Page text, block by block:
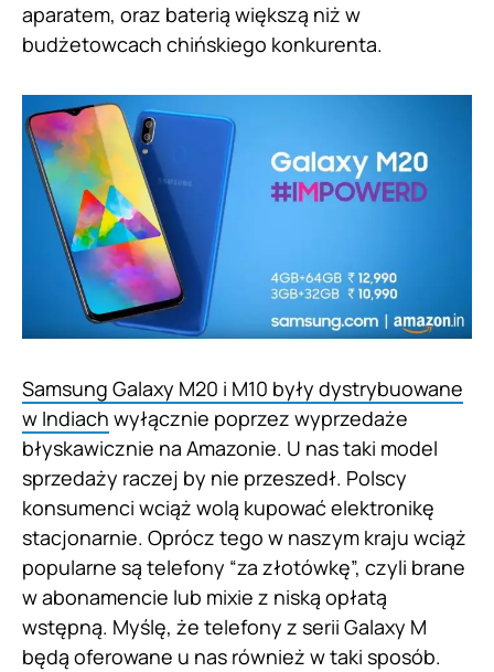
aparatem, oraz baterią większą niż w
budżetowcach chińskiego konkurenta.
Samsung Galaxy M20 i M10 były dystrybuowane
w Indiach wyłącznie poprzez wyprzedaże
błyskawicznie na Amazonie. U nas taki model
sprzedaży raczej by nie przeszedł. Polscy
konsumenci wciąż wolą kupować elektronikę
stacjonarnie. Oprócz tego w naszym kraju wciąż
popularne są telefony “za złotówkę”, czyli brane
w abonamencie lub mixie z niską opłatą
wstępną. Myślę, że telefony z serii Galaxy M
będą oferowane u nas również w taki sposób.